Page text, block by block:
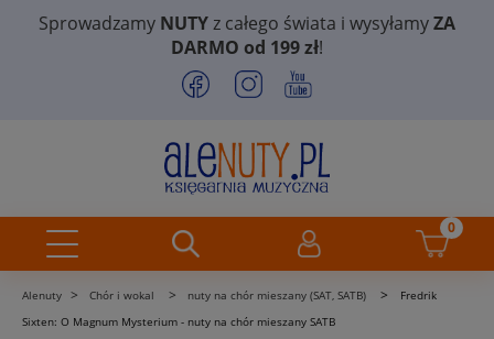
Sprowadzamy NUTYz całego świata i wysyłamyZA
DARMO od 199 zł!
Alenuty > Chór i wokal > nuty na chór mieszany (SAT, SATB) >
Fredrik
Sixten: O Magnum Mysterium - nuty na chór mieszany SATB